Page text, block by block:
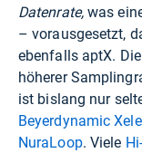
Datenrate,was
– vorausgesetzt,
ebenfalls aptX.
höherer
ist bislang nur
Beyerdynamic
NuraLoop. Viele